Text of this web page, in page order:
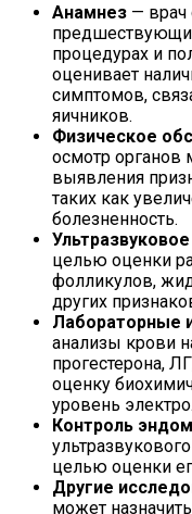
Анамнез — врач
процедурах и
оценивает
симптомов,
яичников.
Физическое
осмотр органов
выявления
таких как
болезненность.
целью оценки
фолликулов,
других
Лабораторные
анализы крови
прогестерона,
оценку
уровень
Контроль
целью оценки
Другие
может